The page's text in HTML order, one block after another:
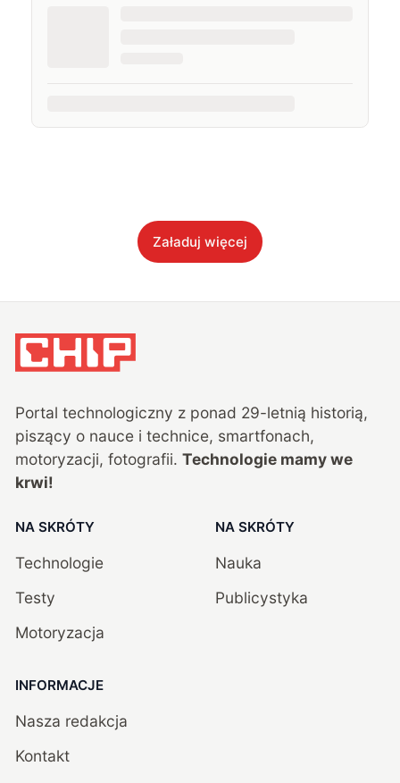
Załaduj więcej
Portal technologiczny z ponad 29-letnią historią,
piszący o nauce i technice, smartfonach,
motoryzacji, fotografii. Technologie mamy we
krwi!
NA SKRÓTY
Technologie
Testy
Motoryzacja
NA SKRÓTY
Nauka
Publicystyka
INFORMACJE
Nasza redakcja
Kontakt